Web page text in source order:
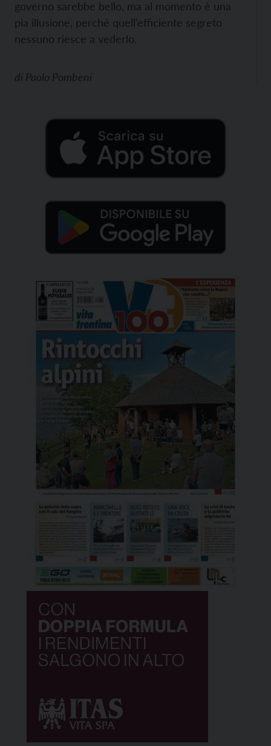
governo sarebbe bello, ma al momento è una
pia illusione, perché quell’efficiente segreto
nessuno riesce a vederlo.
di Paolo Pombeni